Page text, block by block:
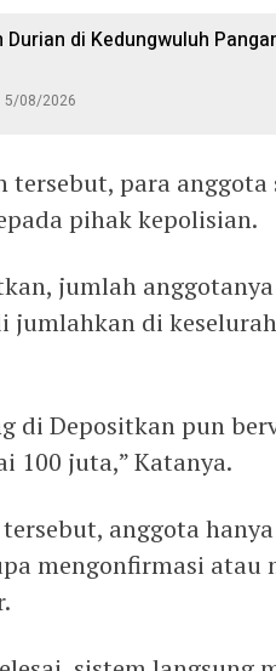
Durian di Kedungwuluh
5/08/2026
tersebut, para
pihak kepolisian.
jumlah
jumlahkan di
di Depositkan pun
100 juta,” Katanya.
anggota
mengonfirmasi